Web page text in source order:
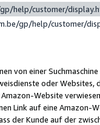
help/customer/
gp/help/customer/
von einer
oder Websites,
Website
Link auf eine
der Kunde auf der